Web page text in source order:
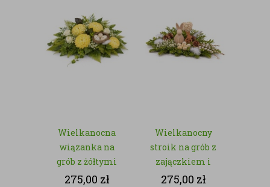
Wielkanocna
wiązanka na
grób z żółtymi
chryzantemami
275,00 zł
Wielkanocny
stroik na grób z
zajączkiem i
baziami – z
275,00 zł